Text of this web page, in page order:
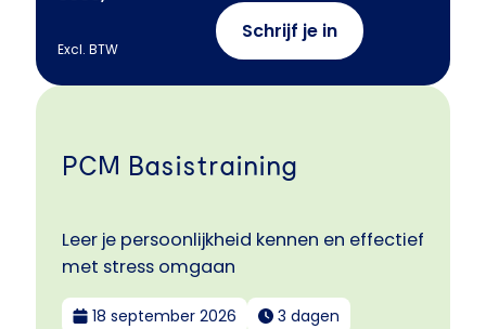
Excl. BTW
Schrijf je in
PCM Basistraining
Leer je persoonlijkheid kennen en effectief
met stress omgaan
18 september 2026
3 dagen